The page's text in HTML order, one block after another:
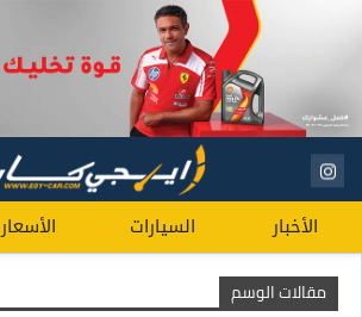
الأخبار السيارات الأسعار
مقالات الوسم